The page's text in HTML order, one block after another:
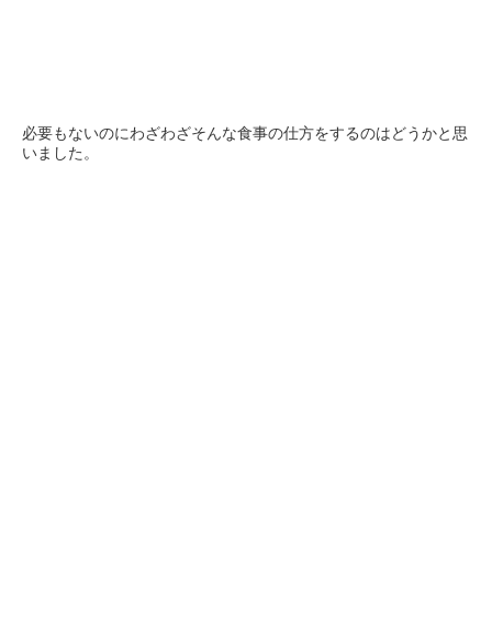
必要もないのにわざわざそんな食事の仕方をするのはどうかと思
いました。